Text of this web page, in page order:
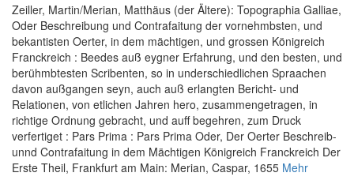
Zeiller, Martin/Merian, Matthäus (der Ältere): Topographia Galliae,
Oder Beschreibung und Contrafaitung der vornehmbsten, und
bekantisten Oerter, in dem mächtigen, und grossen Königreich
Franckreich : Beedes auß eygner Erfahrung, und den besten, und
berühmbtesten Scribenten, so in underschiedlichen Spraachen
davon außgangen seyn, auch auß erlangten Bericht- und
Relationen, von etlichen Jahren hero, zusammengetragen, in
richtige Ordnung gebracht, und auff begehren, zum Druck
verfertiget : Pars Prima : Pars Prima Oder, Der Oerter Beschreib-
unnd Contrafaitung in dem Mächtigen Königreich Franckreich Der
Erste Theil, Frankfurt am Main: Merian, Caspar, 1655 Mehr